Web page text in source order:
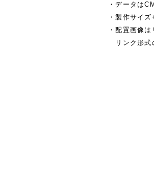
・データは
・製作サイ
・配置画像
リンク形式